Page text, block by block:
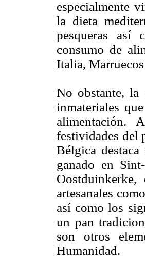
especialmente
la dieta
pesqueras así
consumo de
Italia,
No obstante, la
inmateriales
alimentación.
festividades del
Bélgica
ganado en
artesanales
así como los
un pan
son otros
Humanidad.